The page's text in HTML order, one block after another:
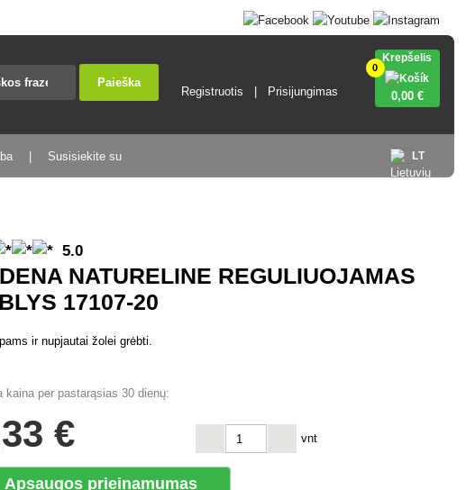
Paieška
Registruotis Prisijungimas
0
Krepšelis
0,00 €
LT
Susisiekite su
5.0
NATURELINE REGULIUOJAMAS
17107-20
ir nupjautai žolei grėbti.
kaina per pastarąsias 30 dienų:
€ vnt
Apsaugos prieinamumas